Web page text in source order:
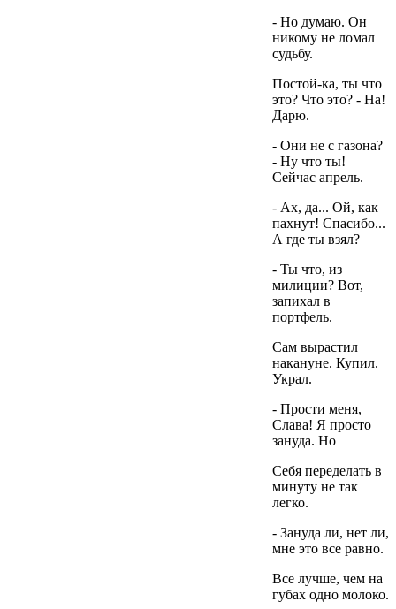
- Но думаю. Он
никому не ломал
судьбу.
Постой-ка, ты что
это? Что это? - На!
Дарю.
- Они не с газона?
- Ну что ты!
Сейчас апрель.
- Ах, да... Ой, как
пахнут! Спасибо...
А где ты взял?
- Ты что, из
милиции? Вот,
запихал в
портфель.
Сам вырастил
накануне. Купил.
Украл.
- Прости меня,
Слава! Я просто
зануда. Но
Себя переделать в
минуту не так
легко.
- Зануда ли, нет ли,
мне это все равно.
Все лучше, чем на
губах одно молоко.